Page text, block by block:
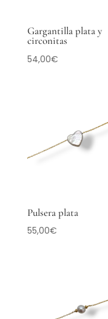
Gargantilla plata y
circonitas
54,00€
Pulsera plata
55,00€